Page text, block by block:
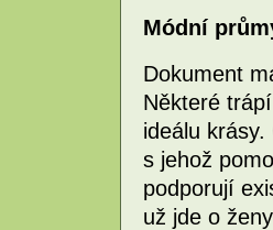
Módní
Dokument
Některé
ideálu
s jehož
podporují
už jde o